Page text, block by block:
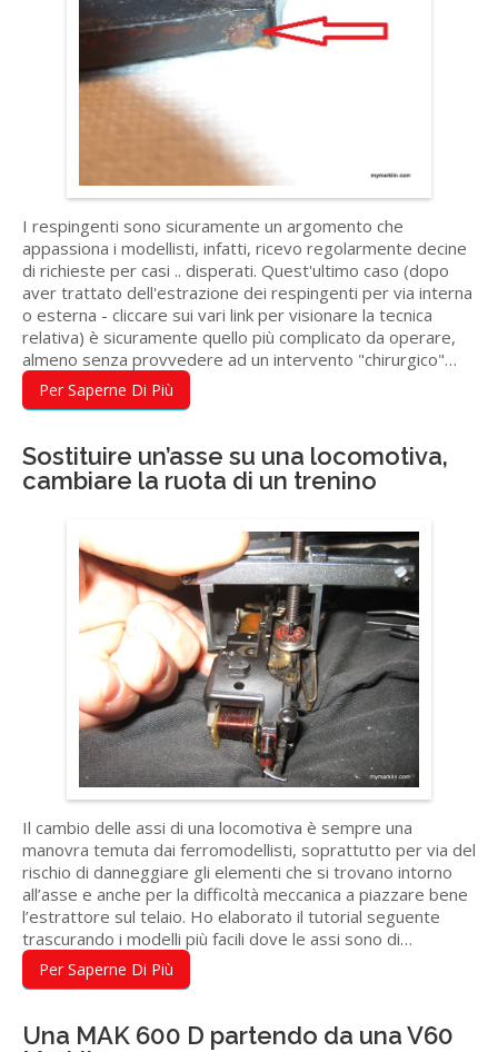
I respingenti sono sicuramente un argomento che
appassiona i modellisti, infatti, ricevo regolarmente decine
di richieste per casi .. disperati. Quest'ultimo caso (dopo
aver trattato dell'estrazione dei respingenti per via interna
o esterna - cliccare sui vari link per visionare la tecnica
relativa) è sicuramente quello più complicato da operare,
almeno senza provvedere ad un intervento "chirurgico"…
Per Saperne Di Più
Sostituire un’asse su una locomotiva,
cambiare la ruota di un trenino
Il cambio delle assi di una locomotiva è sempre una
manovra temuta dai ferromodellisti, soprattutto per via del
rischio di danneggiare gli elementi che si trovano intorno
all’asse e anche per la difficoltà meccanica a piazzare bene
l’estrattore sul telaio. Ho elaborato il tutorial seguente
trascurando i modelli più facili dove le assi sono di…
Per Saperne Di Più
Una MAK 600 D partendo da una V60